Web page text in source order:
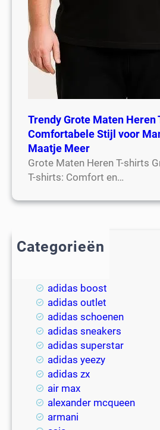
Trendy Grote Maten Heren
Comfortabele Stijl voor
Maatje Meer
Grote Maten Heren T-shirts
T-shirts: Comfort en…
Categorieën
adidas boost
adidas outlet
adidas schoenen
adidas sneakers
adidas superstar
adidas yeezy
adidas zx
air max
alexander mcqueen
armani